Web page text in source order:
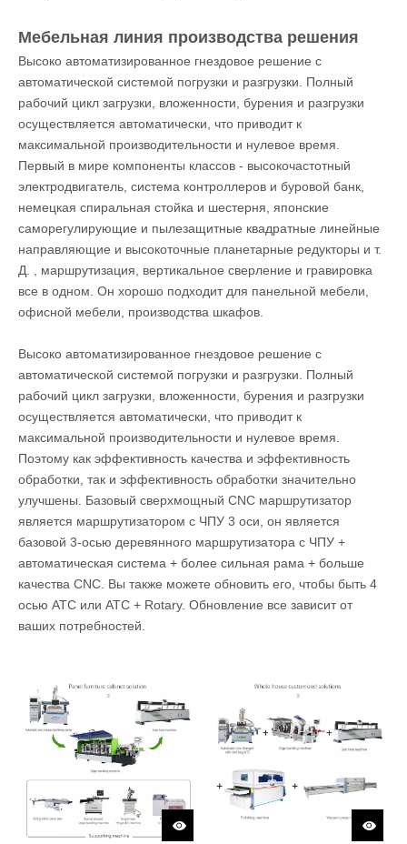
Мебельная линия производства решения
Высоко автоматизированное гнездовое решение с
автоматической системой погрузки и разгрузки. Полный
рабочий цикл загрузки, вложенности, бурения и разгрузки
осуществляется автоматически, что приводит к
максимальной производительности и нулевое время.
Первый в мире компоненты классов - высокочастотный
электродвигатель, система контроллеров и буровой банк,
немецкая спиральная стойка и шестерня, японские
саморегулирующие и пылезащитные квадратные линейные
направляющие и высокоточные планетарные редукторы и т.
Д. , маршрутизация, вертикальное сверление и гравировка
все в одном. Он хорошо подходит для панельной мебели,
офисной мебели, производства шкафов.
Высоко автоматизированное гнездовое решение с
автоматической системой погрузки и разгрузки. Полный
рабочий цикл загрузки, вложенности, бурения и разгрузки
осуществляется автоматически, что приводит к
максимальной производительности и нулевое время.
Поэтому как эффективность качества и эффективность
обработки, так и эффективность обработки значительно
улучшены. Базовый сверхмощный CNC маршрутизатор
является маршрутизатором с ЧПУ 3 оси, он является
базовой 3-осью деревянного маршрутизатора с ЧПУ +
автоматическая система + более сильная рама + больше
качества CNC. Вы также можете обновить его, чтобы быть 4
осью ATC или ATC + Rotary. Обновление все зависит от
ваших потребностей.